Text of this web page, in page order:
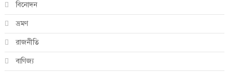
বিনোদন
ভ্রমণ
রাজনীতি
বাণিজ্য